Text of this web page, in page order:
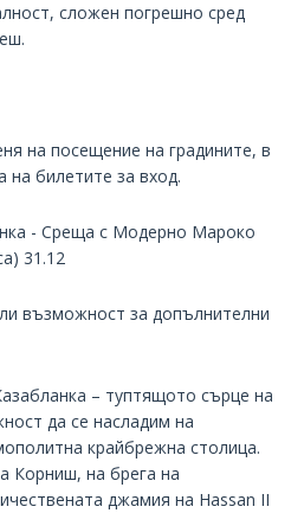
сложен погрешно сред
на посещение на градините, в
на билетите за вход.
- Среща с Модерно Мароко
31.12
възможност за допълнителни
– туптящото сърце на
да се насладим на
крайбрежна столица.
Корниш, на брега на
джамия на Hassan II